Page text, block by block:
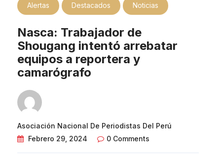
Alertas Destacados Noticias
Nasca: Trabajador de
Shougang intentó arrebatar
equipos a reportera y
camarógrafo
Asociación Nacional De Periodistas Del Perú
Febrero 29, 2024
0 Comments